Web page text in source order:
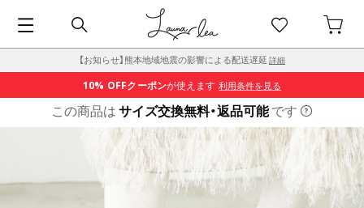
【お知らせ】熊本地域地震の影響による配送遅延 詳細
10% OFFクーポンが使えます 利用条件を見る
この商品はサイズ交換無料・返品可能です